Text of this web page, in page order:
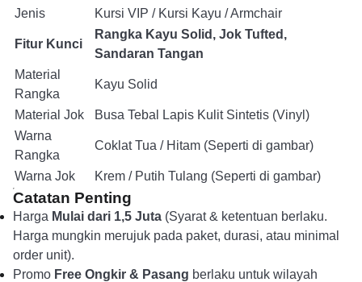
Jenis
Kursi VIP / Kursi Kayu / Armchair
Fitur Kunci
Rangka Kayu Solid, Jok Tufted,
Sandaran Tangan
Material
Rangka
Kayu Solid
Material Jok
Busa Tebal Lapis Kulit Sintetis (Vinyl)
Warna
Rangka
Coklat Tua / Hitam (Seperti di gambar)
Warna Jok Krem / Putih Tulang (Seperti di gambar)
Catatan Penting
Harga Mulai dari 1,5 Juta (Syarat & ketentuan berlaku.
Harga mungkin merujuk pada paket, durasi, atau minimal
order unit).
Promo Free Ongkir & Pasang berlaku untuk wilayah